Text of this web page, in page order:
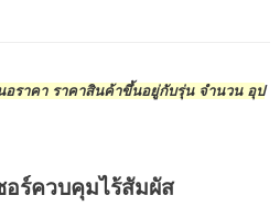
อราคา ราคาสินค้าขึ้นอยู่กับรุ่น จำนวน อุป
อร์ควบคุมไร้สัมผัส